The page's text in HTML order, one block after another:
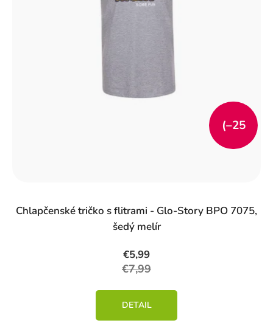
Chlapčenské tričko s flitrami - Glo-Story BPO 7075,
šedý melír
€5,99
€7,99
(–25
DETAIL